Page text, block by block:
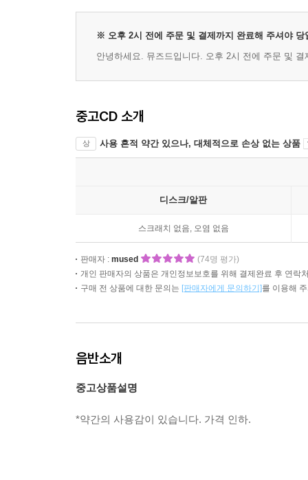
※ 오후 2시 전에 주문 및 결제까지 완료해 주셔야
안녕하세요. 뮤즈드입니다. 오후 2시 전에 주문 및
중고CD 소개
상 사용 흔적 약간 있으나, 대체적으로 손상 없는 상품
디스크/알판
스크래치 없음, 오염 없음
판매자 : mused
(74명 평가)
개인 판매자의 상품은 개인정보보호를 위해 결제완료 후 연락
구매 전 상품에 대한 문의는 [판매자에게 문의하기]를 이용해
음반소개
중고상품설명
*약간의 사용감이 있습니다. 가격 인하.